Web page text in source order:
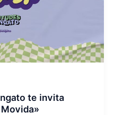
te invita